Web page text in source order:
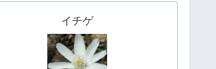
イチゲ